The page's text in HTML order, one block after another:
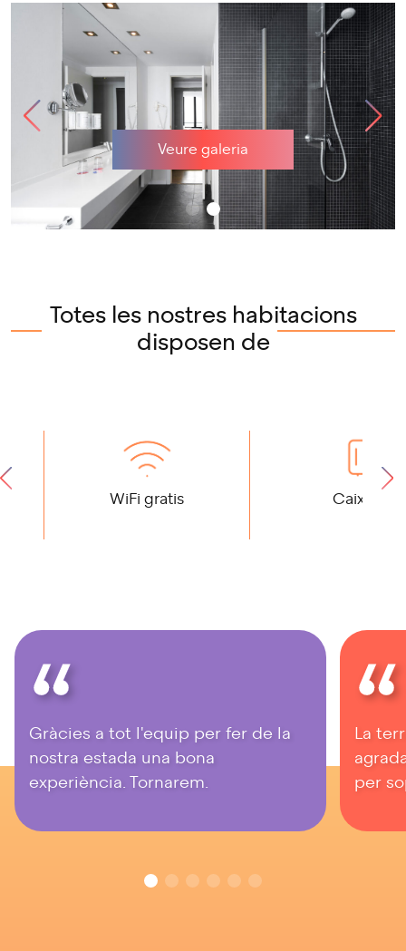
Veure galeria
Totes les nostres habitacions
disposen de
WiFi gratis Caixa
Gràcies a tot l'equip per fer de la
nostra estada una bona
experiència. Tornarem.
La
per